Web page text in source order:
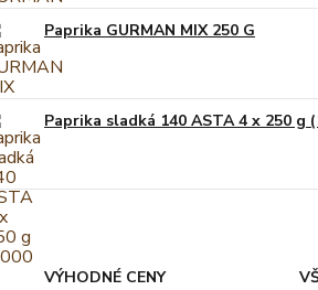
Paprika GURMAN MIX 250 G
Paprika sladká 140 ASTA 4 x 250 g
VÝHODNÉ CENY